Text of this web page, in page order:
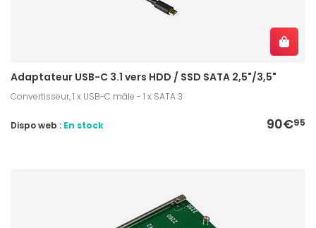
Adaptateur USB-C 3.1 vers HDD / SSD SATA 2,5"/3,5"
Convertisseur, 1 x USB-C mâle - 1 x SATA 3
90€95
Dispo web : En stock